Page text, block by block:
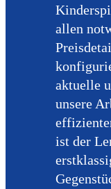
allen
aktuelle
unsere
ist der